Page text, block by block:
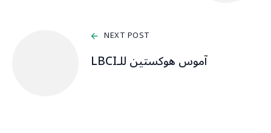
NEXT POST
آموس هوكستين للـLBCI